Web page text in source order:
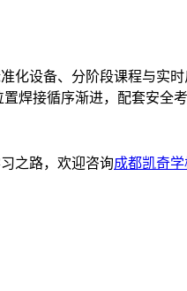
设备、分阶段课程与实
焊接循序渐进，配套安全
之路，欢迎咨询成都凯奇学